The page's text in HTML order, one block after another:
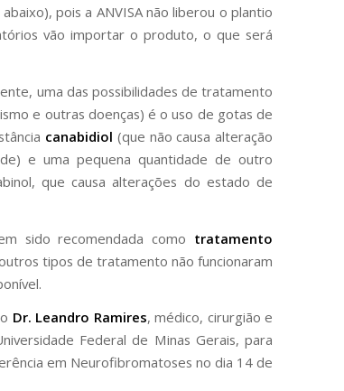
pois a ANVISA não liberou o plantio
vão importar o produto, o que será
uma das possibilidades de tratamento
e outras doenças) é o uso de gotas de
canabidiol (que não causa alteração
e uma pequena quantidade de outro
que causa alterações do estado de
sido recomendada como tratamento
tipos de tratamento não funcionaram
Dr. Leandro Ramires, médico, cirurgião e
Federal de Minas Gerais, para
em Neurofibromatoses no dia 14 de